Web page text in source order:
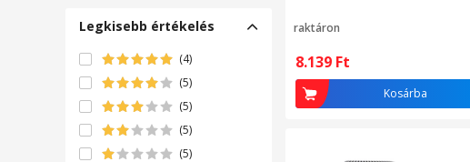
Legkisebb értékelés
(4)
(5)
(5)
(5)
(5)
raktáron
8.139 Ft
Kosárba